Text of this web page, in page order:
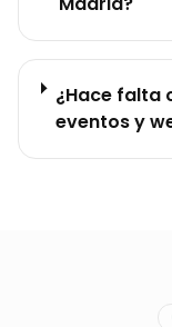
¿Hace falta
eventos y